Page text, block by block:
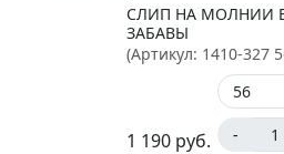
СЛИП НА МОЛНИИ
ЗАБАВЫ
(Артикул: 1410-327
1 190 руб. -